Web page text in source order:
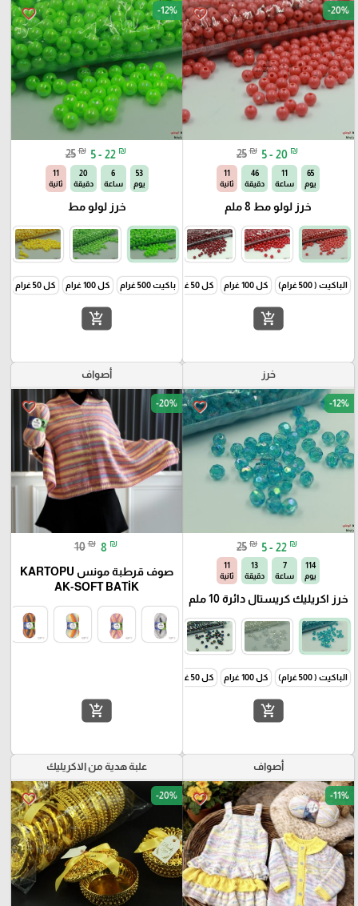
favorite_border -20%
25 ₪ 5 - 20 ₪
65
يوم
11
ساعة
46
دقيقة
10
ثانية
خرز لولو مط 8 ملم
الباكيت ( 500 غرام) كل 100 غرام كل 50 غرام
add_shopping_cart
favorite_border -12%
25 ₪ 5 - 22 ₪
53
يوم
6
ساعة
20
دقيقة
10
ثانية
خرز لولو مط
باكيت 500 غرام كل 100 غرام كل 50 غرام
add_shopping_cart
خرز
favorite_border -12%
25 ₪ 5 - 22 ₪
114
يوم
7
ساعة
13
دقيقة
10
ثانية
خرز اكريليك كريستال دائرة 10 ملم
الباكيت ( 500 غرام) كل 100 غرام كل 50 غرام
add_shopping_cart
أصواف
favorite_border -20%
10 ₪ 8 ₪
صوف قرطبة مونس KARTOPU
AK-SOFT BATİK
add_shopping_cart
أصواف
favorite_border -11%
علبة هدية من الاكريليك
favorite_border -20%